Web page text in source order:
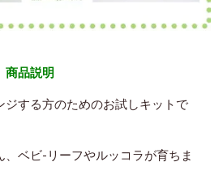
商品説明
ジする方のためのお試しキットで
ベビ-リーフやルッコラが育ちま